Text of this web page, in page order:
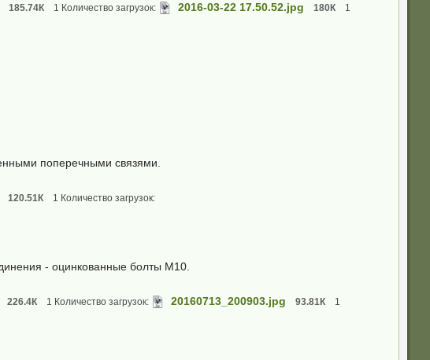
185.74К 1 Количество загрузок: 2016-03-22 17.50.52.jpg 180К
1
поперечными связями.
120.51К 1 Количество загрузок:
- оцинкованные болты М10.
226.4К 1 Количество загрузок: 20160713_200903.jpg 93.81К
1